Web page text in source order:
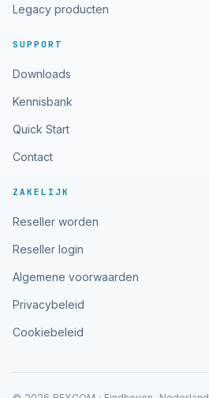
Legacy producten
SUPPORT
Downloads
Kennisbank
Quick Start
Contact
ZAKELIJK
Reseller worden
Reseller login
Algemene voorwaarden
Privacybeleid
Cookiebeleid